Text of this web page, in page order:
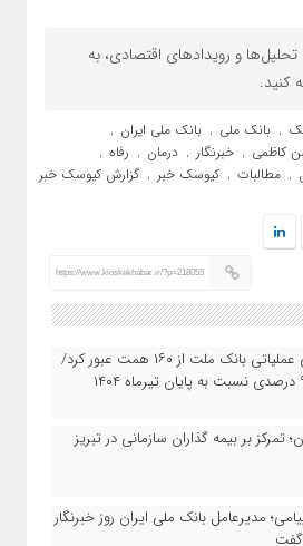
و رویدادهای اقتصادی، به
کنید.
, بانک ملی , بانک ملی ایران ,
کاظمی , خبرنگار , درمان , رفاه ,
, مطالبات , کیوسک خبر , گزارش کیوسک خبر
https://www.kioskekhabar.ir/?p=218055
درآمدهای عملیاتی بانک ملت از ۱۶۰ همت عبور کرد/
تمرکز بر بیمه گذاران سازمانی در تبریز
مدیرعامل بانک ملی ایران روز خبرنگار
گفت